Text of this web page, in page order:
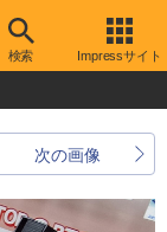
検索 Impressサイト
次の画像